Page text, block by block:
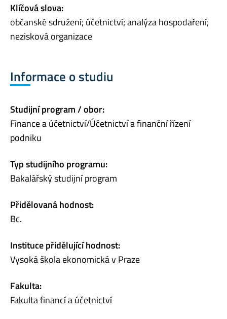
Klíčová slova:
občanské sdružení; účetnictví; analýza hospodaření;
nezisková organizace
Informace o studiu
Studijní program / obor:
Finance a účetnictví/Účetnictví a finanční řízení
podniku
Typ studijního programu:
Bakalářský studijní program
Přidělovaná hodnost:
Bc.
Instituce přidělující hodnost:
Vysoká škola ekonomická v Praze
Fakulta:
Fakulta financí a účetnictví